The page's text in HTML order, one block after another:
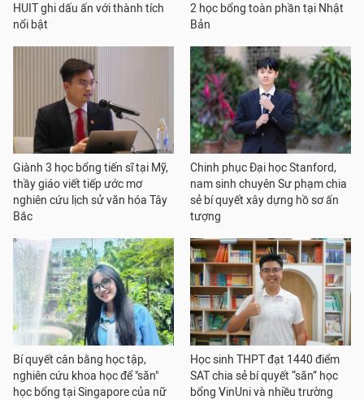
HUIT ghi dấu ấn với thành tích
nổi bật
2 học bổng toàn phần tại Nhật
Bản
Giành 3 học bổng tiến sĩ tại Mỹ,
thầy giáo viết tiếp ước mơ
nghiên cứu lịch sử văn hóa Tây
Bắc
Chinh phục Đại học Stanford,
nam sinh chuyên Sư phạm chia
sẻ bí quyết xây dựng hồ sơ ấn
tượng
Bí quyết cân bằng học tập,
nghiên cứu khoa học để "săn"
học bổng tại Singapore của nữ
Học sinh THPT đạt 1440 điểm
SAT chia sẻ bí quyết “săn” học
bổng VinUni và nhiều trường